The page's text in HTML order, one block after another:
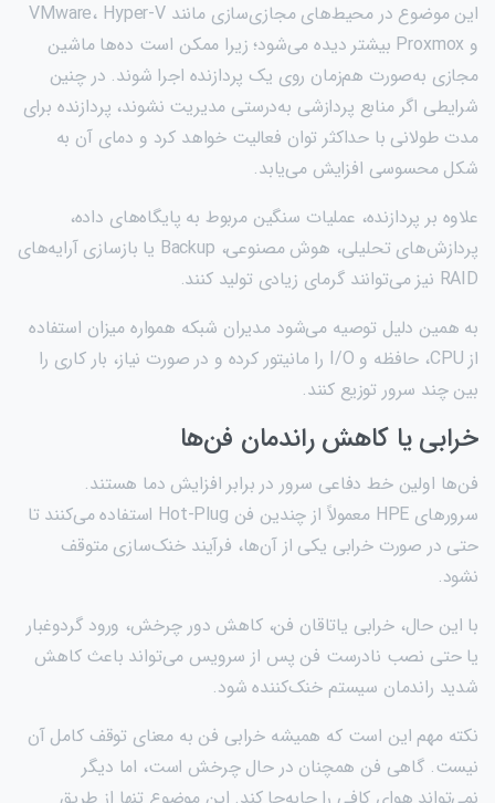
این موضوع در محیط‌های مجازی‌سازی مانند VMware، Hyper-V
و Proxmox بیشتر دیده می‌شود؛ زیرا ممکن است ده‌ها ماشین
مجازی به‌صورت هم‌زمان روی یک پردازنده اجرا شوند. در چنین
شرایطی اگر منابع پردازشی به‌درستی مدیریت نشوند، پردازنده برای
مدت طولانی با حداکثر توان فعالیت خواهد کرد و دمای آن به
شکل محسوسی افزایش می‌یابد.
علاوه بر پردازنده، عملیات سنگین مربوط به پایگاه‌های داده،
پردازش‌های تحلیلی، هوش مصنوعی، Backup یا بازسازی آرایه‌های
RAID نیز می‌توانند گرمای زیادی تولید کنند.
به همین دلیل توصیه می‌شود مدیران شبکه همواره میزان استفاده
از CPU، حافظه و I/O را مانیتور کرده و در صورت نیاز، بار کاری را
بین چند سرور توزیع کنند.
خرابی یا کاهش راندمان فن‌ها
فن‌ها اولین خط دفاعی سرور در برابر افزایش دما هستند.
سرورهای HPE معمولاً از چندین فن Hot-Plug استفاده می‌کنند تا
حتی در صورت خرابی یکی از آن‌ها، فرآیند خنک‌سازی متوقف
نشود.
با این حال، خرابی یاتاقان فن، کاهش دور چرخش، ورود گردوغبار
یا حتی نصب نادرست فن پس از سرویس می‌تواند باعث کاهش
شدید راندمان سیستم خنک‌کننده شود.
نکته مهم این است که همیشه خرابی فن به معنای توقف کامل آن
نیست. گاهی فن همچنان در حال چرخش است، اما دیگر